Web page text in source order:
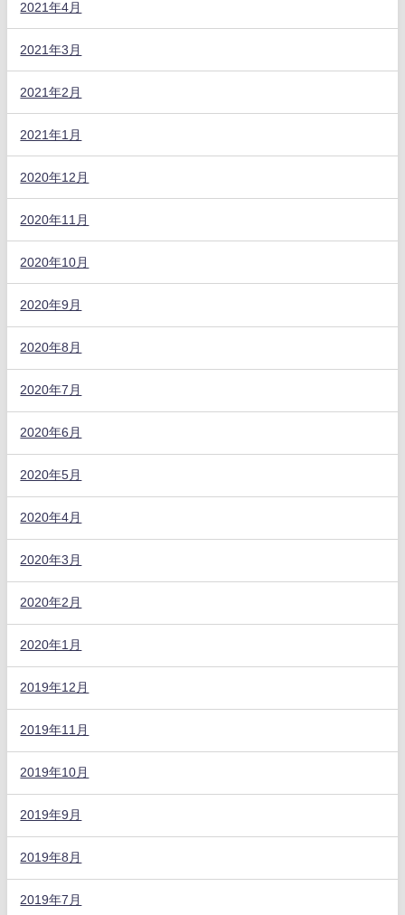
2021年4月
2021年3月
2021年2月
2021年1月
2020年12月
2020年11月
2020年10月
2020年9月
2020年8月
2020年7月
2020年6月
2020年5月
2020年4月
2020年3月
2020年2月
2020年1月
2019年12月
2019年11月
2019年10月
2019年9月
2019年8月
2019年7月